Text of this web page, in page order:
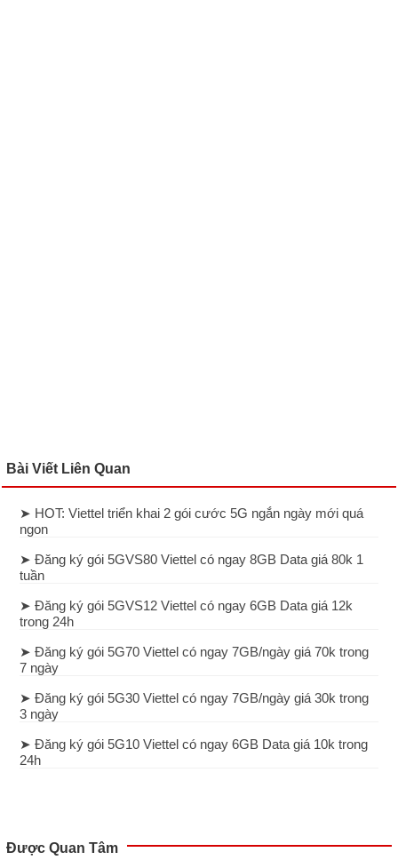
Bài Viết Liên Quan
➤ HOT: Viettel triển khai 2 gói cước 5G ngắn ngày mới quá
ngon
➤ Đăng ký gói 5GVS80 Viettel có ngay 8GB Data giá 80k 1
tuần
➤ Đăng ký gói 5GVS12 Viettel có ngay 6GB Data giá 12k
trong 24h
➤ Đăng ký gói 5G70 Viettel có ngay 7GB/ngày giá 70k trong
7 ngày
➤ Đăng ký gói 5G30 Viettel có ngay 7GB/ngày giá 30k trong
3 ngày
➤ Đăng ký gói 5G10 Viettel có ngay 6GB Data giá 10k trong
24h
Được Quan Tâm